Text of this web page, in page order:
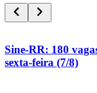
Sine-RR: 180
sexta-feira (7/8)